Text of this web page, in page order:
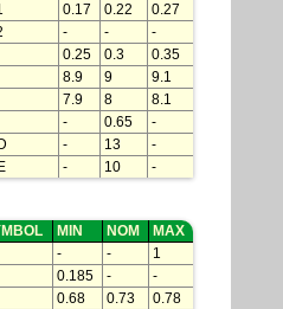
0.17 0.22
0.27
- -
-
0.25 0.3
0.35
8.9 9
9.1
7.9 8
8.1
- 0.65
-
- 13
-
- 10 -
MIN NOM
MAX
- -
1
0.185 -
-
0.68 0.73
0.78